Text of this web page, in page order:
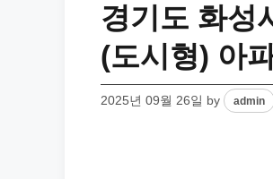
경기도 화성
(도시형) 아
2025년 09월 26일 by admin